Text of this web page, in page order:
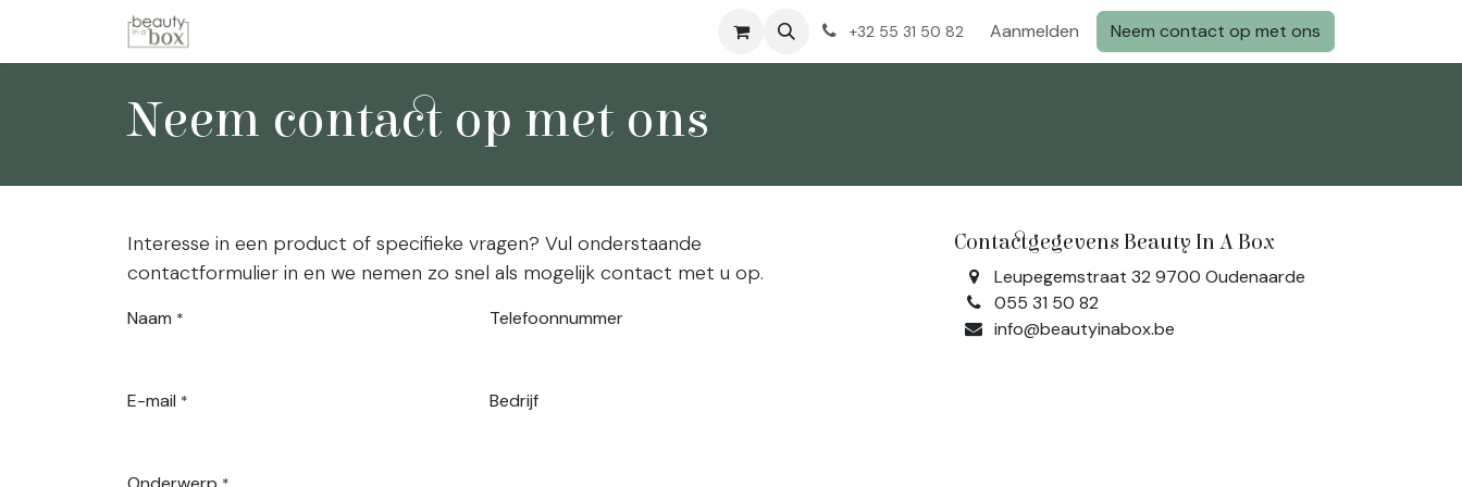
Overslaan naar inhoud
+32 55 31 50 82 Aanmelden Neem contact op met ons
Neem contact op met ons
Interesse in een product of specifieke vragen? Vul onderstaande
contactformulier in en we nemen zo snel als mogelijk contact met u op.
Naam * Telefoonnummer
E-mail * Bedrijf
Contactgegevens Beauty In A Box
Leupegemstraat 32 9700 Oudenaarde
055 31 50 82
info@beautyinabox.be